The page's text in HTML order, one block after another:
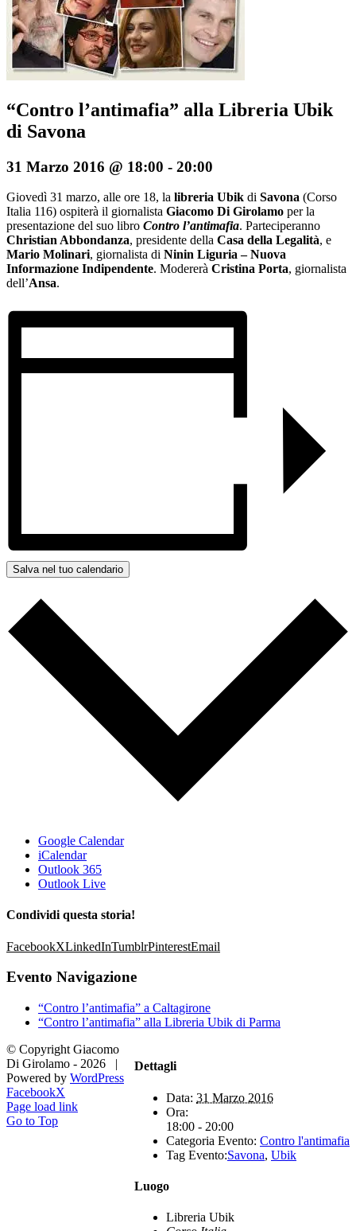
“Contro l’antimafia” alla Libreria Ubik
di Savona
31 Marzo 2016 @ 18:00 - 20:00
Giovedì 31 marzo, alle ore 18, la libreria Ubik di Savona (Corso
Italia 116) ospiterà il giornalista Giacomo Di Girolamo per la
presentazione del suo libro Contro l’antimafia. Parteciperanno
Christian Abbondanza, presidente della Casa della Legalità, e
Mario Molinari, giornalista di Ninin Liguria – Nuova
Informazione Indipendente. Modererà Cristina Porta, giornalista
dell’Ansa.
Salva nel tuo calendario
Google Calendar
iCalendar
Outlook 365
Outlook Live
Condividi questa storia!
FacebookXLinkedInTumblrPinterestEmail
Evento Navigazione
“Contro l’antimafia” a Caltagirone
“Contro l’antimafia” alla Libreria Ubik di Parma
Dettagli
Data: 31 Marzo 2016
Ora:
18:00 - 20:00
Categoria Evento: Contro l'antimafia
Tag Evento:Savona, Ubik
Luogo
Libreria Ubik
© Copyright Giacomo
Di Girolamo - 2026 |
Powered by WordPress
FacebookX
Page load link
Go to Top